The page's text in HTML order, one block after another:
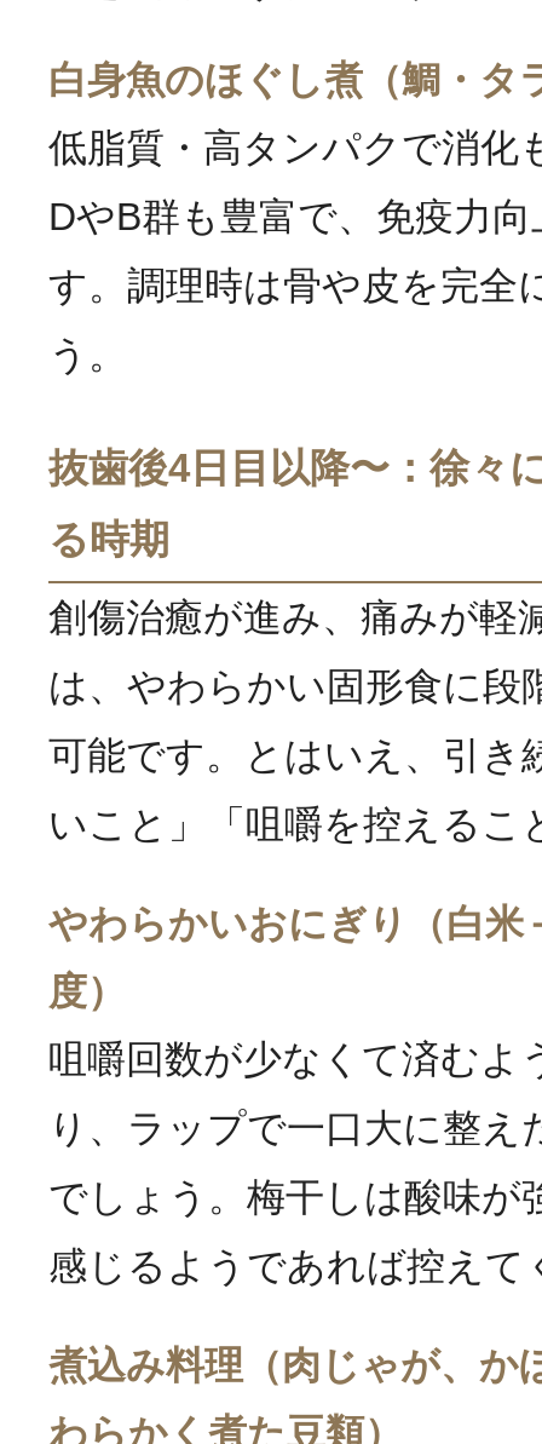
白身魚のほぐし煮（鯛・タ
低脂質・高タンパクで消化
DやB群も豊富で、免疫力
す。調理時は骨や皮を完全
う。
抜歯後4日目以降〜：徐々
る時期
創傷治癒が進み、痛みが軽
は、やわらかい固形食に段
可能です。とはいえ、引き
いこと」「咀嚼を控えるこ
やわらかいおにぎり（白米
度）
咀嚼回数が少なくて済むよ
り、ラップで一口大に整
でしょう。梅干しは酸味が
感じるようであれば控えて
煮込み料理（肉じゃが、か
わらかく煮た豆類）